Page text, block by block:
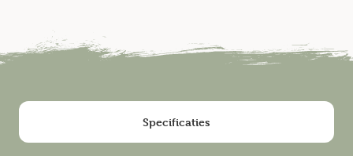
Specificaties